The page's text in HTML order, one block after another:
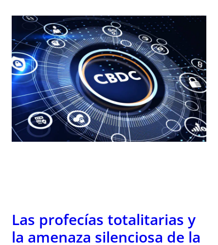
Las profecías totalitarias y
la amenaza silenciosa de la